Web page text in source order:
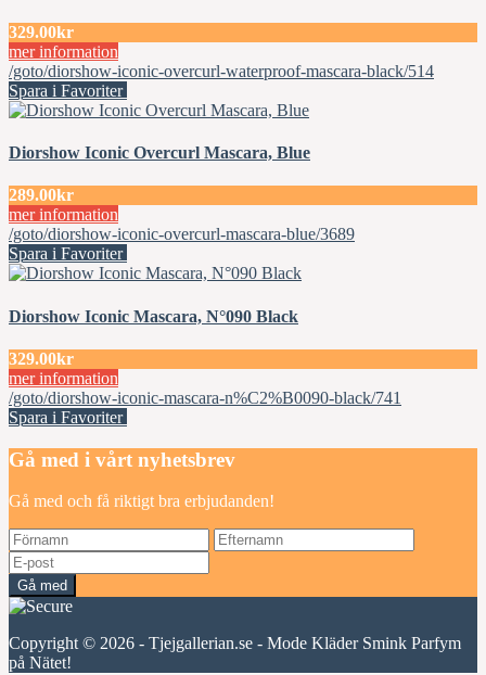
329.00kr
mer information
/goto/diorshow-iconic-overcurl-waterproof-mascara-black/514
Spara i Favoriter
Diorshow Iconic Overcurl Mascara, Blue
289.00kr
mer information
/goto/diorshow-iconic-overcurl-mascara-blue/3689
Spara i Favoriter
Diorshow Iconic Mascara, N°090 Black
329.00kr
mer information
/goto/diorshow-iconic-mascara-n%C2%B0090-black/741
Spara i Favoriter
Gå med i vårt nyhetsbrev
Gå med och få riktigt bra erbjudanden!
Gå med
Copyright © 2026 - Tjejgallerian.se - Mode Kläder Smink Parfym
på Nätet!